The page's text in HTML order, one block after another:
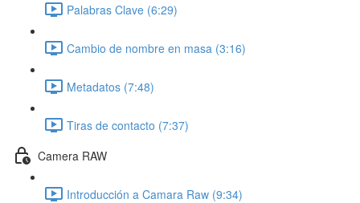
Palabras Clave (6:29)
Cambio de nombre en masa (3:16)
Metadatos (7:48)
Tiras de contacto (7:37)
Camera RAW
Introducción a Camara Raw (9:34)